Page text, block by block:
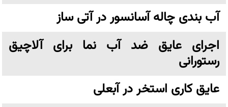
آب بندی چاله آسانسور در آتی ساز
اجرای عایق ضد آب نما برای آلاچیق
رستورانی
عایق کاری استخر در آبعلی